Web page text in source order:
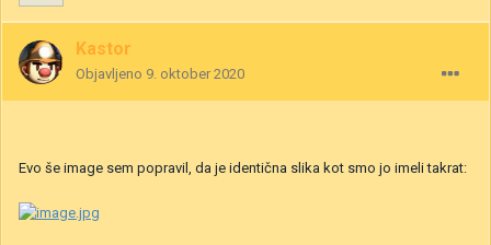
Kastor
Objavljeno 9. oktober 2020
Evo še image sem popravil, da je identična slika kot smo jo imeli takrat: